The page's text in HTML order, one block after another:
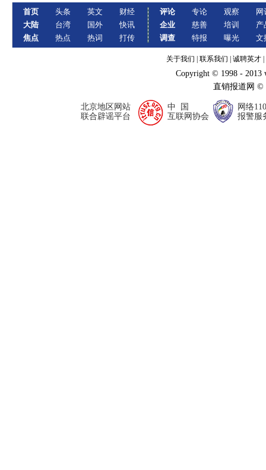
首页
大陆
焦点
头条
台湾
热点
英文
国外
热词
财经
快讯
打传
评论
企业
调查
专论
慈善
特报
观察
培训
曝光
网
产
文
关于我们 联系我们 诚聘英才
Copyright © 1998 - 2013
直销报道网
北京地区网站
联合辟谣平台
中 国
互联网协会
网络110
报警服